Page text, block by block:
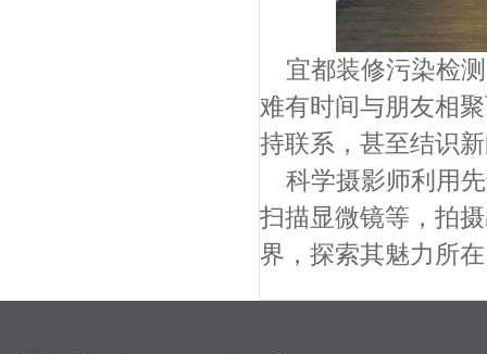
宜都装修污染检
难有时间与朋友相
持联系，甚至结识
科学摄影师利用
扫描显微镜等，拍
界，探索其魅力所